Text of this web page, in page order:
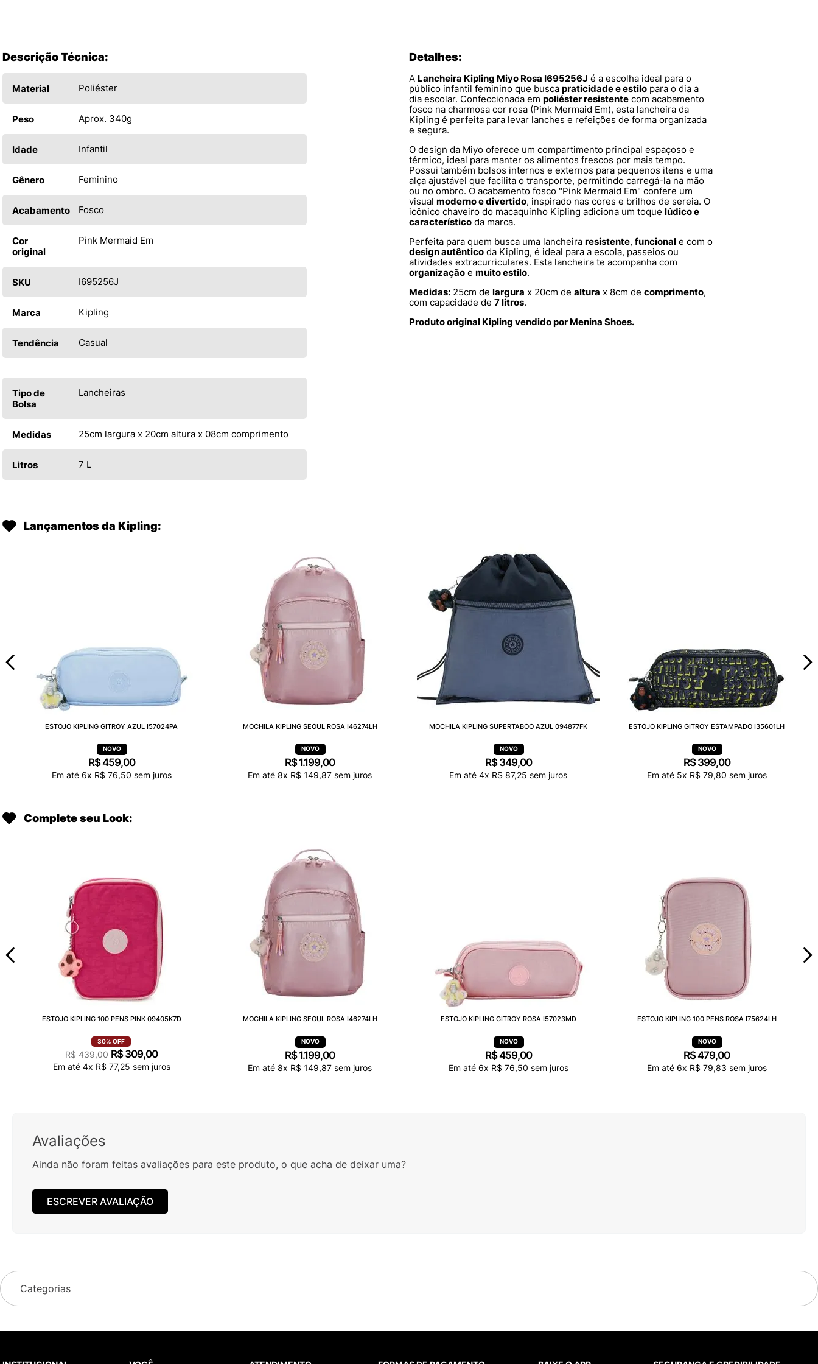
Descrição Técnica:
Material Poliéster
Peso Aprox. 340g
Idade Infantil
Gênero Feminino
Acabamento Fosco
Cor
original
Pink Mermaid Em
SKU I695256J
Marca Kipling
Tendência Casual
Tipo de
Bolsa
Lancheiras
Medidas 25cm largura x 20cm altura x 08cm comprimento
Litros 7 L
Detalhes:
A Lancheira Kipling Miyo Rosa I695256J é a escolha ideal para o
público infantil feminino que busca praticidade e estilo para o dia a
dia escolar. Confeccionada em poliéster resistente com acabamento
fosco na charmosa cor rosa (Pink Mermaid Em), esta lancheira da
Kipling é perfeita para levar lanches e refeições de forma organizada
e segura.
O design da Miyo oferece um compartimento principal espaçoso e
térmico, ideal para manter os alimentos frescos por mais tempo.
Possui também bolsos internos e externos para pequenos itens e uma
alça ajustável que facilita o transporte, permitindo carregá-la na mão
ou no ombro. O acabamento fosco "Pink Mermaid Em" confere um
visual moderno e divertido, inspirado nas cores e brilhos de sereia. O
icônico chaveiro do macaquinho Kipling adiciona um toque lúdico e
característico da marca.
Perfeita para quem busca uma lancheira resistente, funcional e com o
design autêntico da Kipling, é ideal para a escola, passeios ou
atividades extracurriculares. Esta lancheira te acompanha com
organização e muito estilo.
Medidas: 25cm de largura x 20cm de altura x 8cm de comprimento,
com capacidade de 7 litros.
Produto original Kipling vendido por Menina Shoes.
Lançamentos da Kipling:
ESTOJO KIPLING GITROY AZUL I57024PA
R$459,00
Em até 6x R$ 76,50 sem juros
MOCHILA KIPLING SEOUL ROSA I46274LH
R$ 1.199,00
Em até 8x R$ 149,87 sem juros
MOCHILA KIPLING SUPERTABOO AZUL 094877FK
R$ 349,00
Em até 4x R$ 87,25 sem juros
ESTOJO KIPLING GITROY ESTAMPADO I35601LH
R$ 399,00
Em até 5x R$ 79,80 sem juros
Complete seu Look:
ESTOJO KIPLING 100 PENS PINK 09405K7D
30% OFF
R$ 439,00 R$ 309,00
Em até 4x R$ 77,25 sem juros
MOCHILA KIPLING SEOUL ROSA I46274LH
R$ 1.199,00
Em até 8x R$ 149,87 sem juros
ESTOJO KIPLING GITROY ROSA I57023MD
R$459,00
Em até 6x R$ 76,50 sem juros
ESTOJO KIPLING 100 PENS ROSA I75624LH
R$479,00
Em até 6x R$ 79,83 sem juros
Avaliações
Ainda não foram feitas avaliações para este produto, o que acha de deixar uma?
ESCREVER AVALIAÇÃO
Categorias